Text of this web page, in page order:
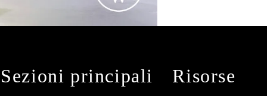
Sezioni principali Risorse